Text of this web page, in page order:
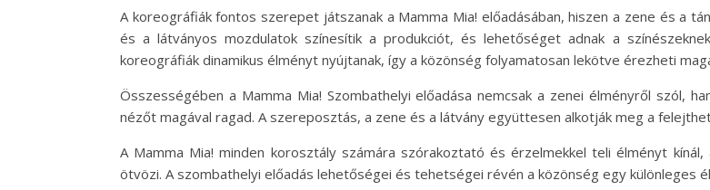
A koreográfiák fontos szerepet játszanak a Mamma Mia! előadásában, hiszen a zene és a
és a látványos mozdulatok színesítik a produkciót, és lehetőséget adnak a
koreográfiák dinamikus élményt nyújtanak, így a közönség folyamatosan lekötve érezheti
Összességében a Mamma Mia! Szombathelyi előadása nemcsak a zenei élményről szól,
nézőt magával ragad. A szereposztás, a zene és a látvány együttesen alkotják meg a
A Mamma Mia! minden korosztály számára szórakoztató és érzelmekkel teli élményt
ötvözi. A szombathelyi előadás lehetőségei és tehetségei révén a közönség egy különleges